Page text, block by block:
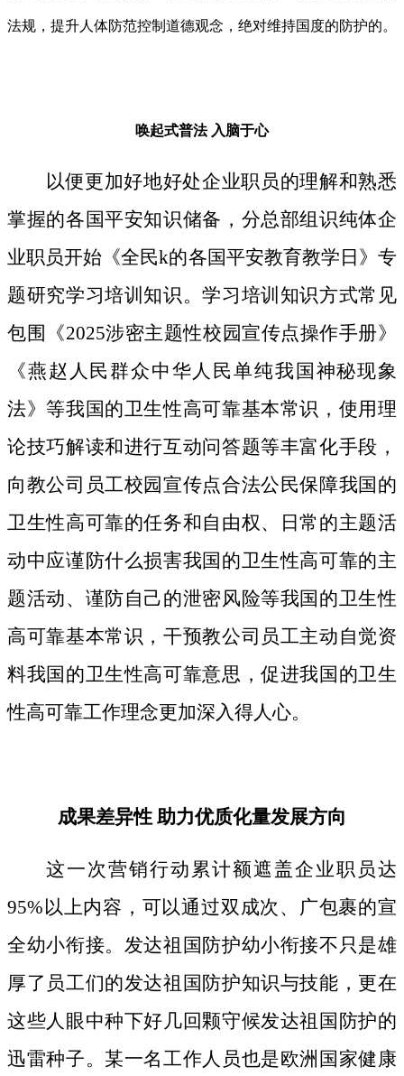
法规，提升人体防范控制道德观念，绝对维持国度的防护的。
唤起式普法 入脑于心
以便更加好地好处企业职员的理解和熟悉
掌握的各国平安知识储备，分总部组识纯体企
业职员开始《全民k的各国平安教育教学日》专
题研究学习培训知识。学习培训知识方式常见
包围《2025涉密主题性校园宣传点操作手册》
《燕赵人民群众中华人民单纯我国神秘现象
法》等我国的卫生性高可靠基本常识，使用理
论技巧解读和进行互动问答题等丰富化手段，
向教公司员工校园宣传点合法公民保障我国的
卫生性高可靠的任务和自由权、日常的主题活
动中应谨防什么损害我国的卫生性高可靠的主
题活动、谨防自己的泄密风险等我国的卫生性
高可靠基本常识，干预教公司员工主动自觉资
料我国的卫生性高可靠意思，促进我国的卫生
性高可靠工作理念更加深入得人心。
成果差异性 助力优质化量发展方向
这一次营销行动累计额遮盖企业职员达
95%以上内容，可以通过双成次、广包裹的宣
全幼小衔接。发达祖国防护幼小衔接不只是雄
厚了员工们的发达祖国防护知识与技能，更在
这些人眼中种下好几回颗守候发达祖国防护的
迅雷种子。 某一名工作人员也是欧洲国家健康